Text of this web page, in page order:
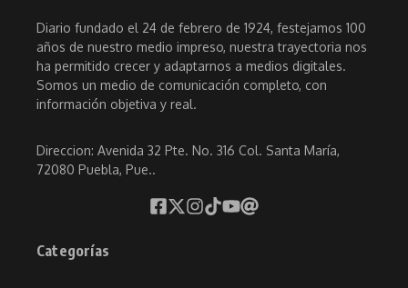
Diario fundado el 24 de febrero de 1924, festejamos 100
años de nuestro medio impreso, nuestra trayectoria nos
ha permitido crecer y adaptarnos a medios digitales.
Somos un medio de comunicación completo, con
información objetiva y real.
Direccion: Avenida 32 Pte. No. 316 Col. Santa María,
72080 Puebla, Pue..
Categorías